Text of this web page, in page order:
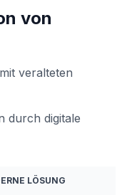
von
veralteten
durch digitale
LÖSUNG